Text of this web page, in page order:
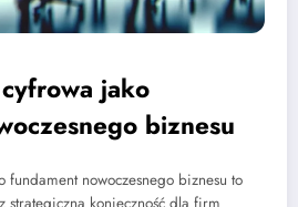
jako
biznesu
fundament nowoczesnego biznesu to